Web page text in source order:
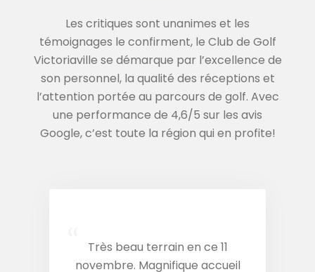
Les critiques sont unanimes et les
témoignages le confirment, le Club de Golf
Victoriaville se démarque par l’excellence de
son personnel, la qualité des réceptions et
l’attention portée au parcours de golf. Avec
une performance de 4,6/5 sur les avis
Google, c’est toute la région qui en profite!
Très beau terrain en ce 11
novembre. Magnifique accueil